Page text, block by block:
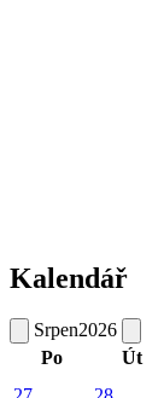
Kalendář
Srpen2026
Po
Út